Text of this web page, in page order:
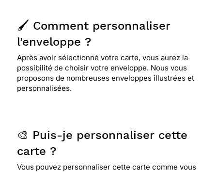
🖌️ Comment personnaliser
l'enveloppe ?
Après avoir sélectionné votre carte, vous aurez la
possibilité de choisir votre enveloppe. Nous vous
proposons de nombreuses enveloppes illustrées et
personnalisées.
🎨 Puis-je personnaliser cette
carte ?
Vous pouvez personnaliser cette carte comme vous